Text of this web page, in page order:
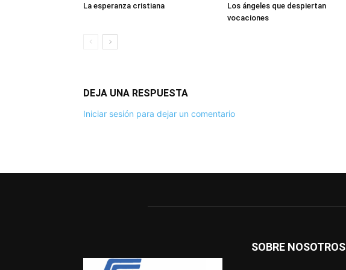
La esperanza cristiana
Los ángeles que despiertan
vocaciones
DEJA UNA RESPUESTA
Iniciar sesión para dejar un comentario
SOBRE NOSOTROS